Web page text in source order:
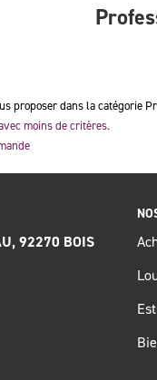
proposer dans la catégorie
moins de critères.
92270 BOIS